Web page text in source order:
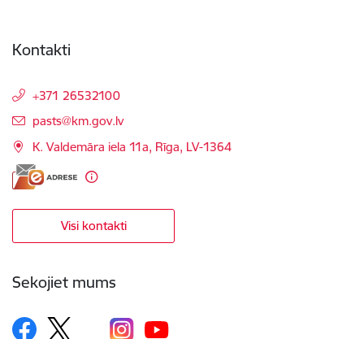
Kontakti
+371 26532100
E-pasts:
pasts@km.gov.lv
K. Valdemāra iela 11a, Rīga, LV-1364
Visi kontakti
Sekojiet mums